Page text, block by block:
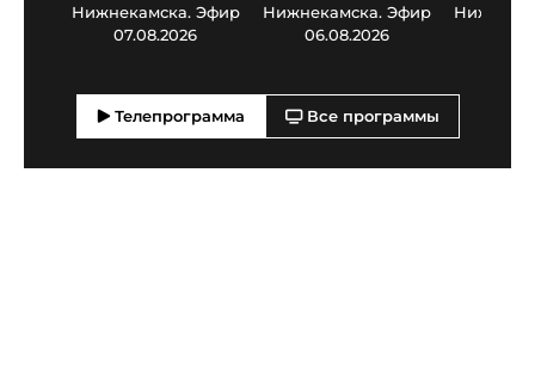
Нижнекамска. Эфир
07.08.2026
Нижнекамска. Эфир
06.08.2026
Телепрограмма Все программы